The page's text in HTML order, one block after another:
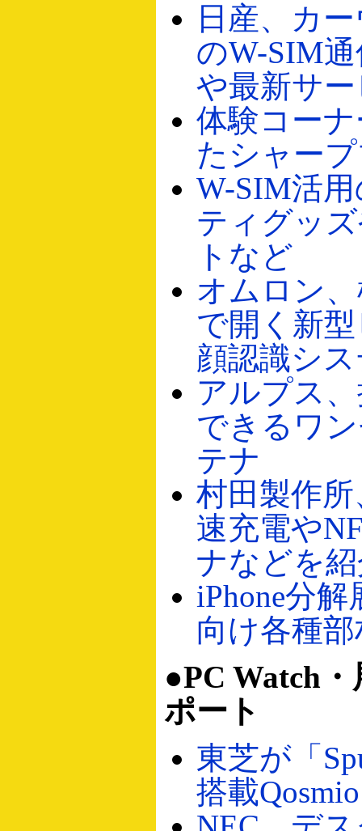
日産、カ
のW-SIM
や最新サ
体験コー
たシャー
W-SIM活
ティグッ
トなど
オムロン
で開く新
顔認識シ
アルプス
できるワ
テナ
村田製作
速充電や
ナなどを
iPhone分
向け各種
●PC Watch
ポート
東芝が「
搭載